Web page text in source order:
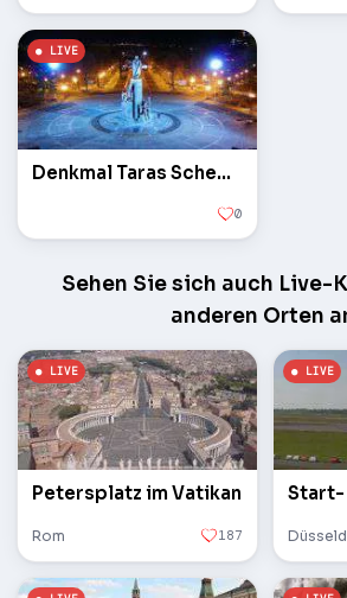
Denkmal Taras Schewtschenko
0
Sehen Sie sich auch Live-
anderen Orten
Petersplatz im Vatikan
Rom 187